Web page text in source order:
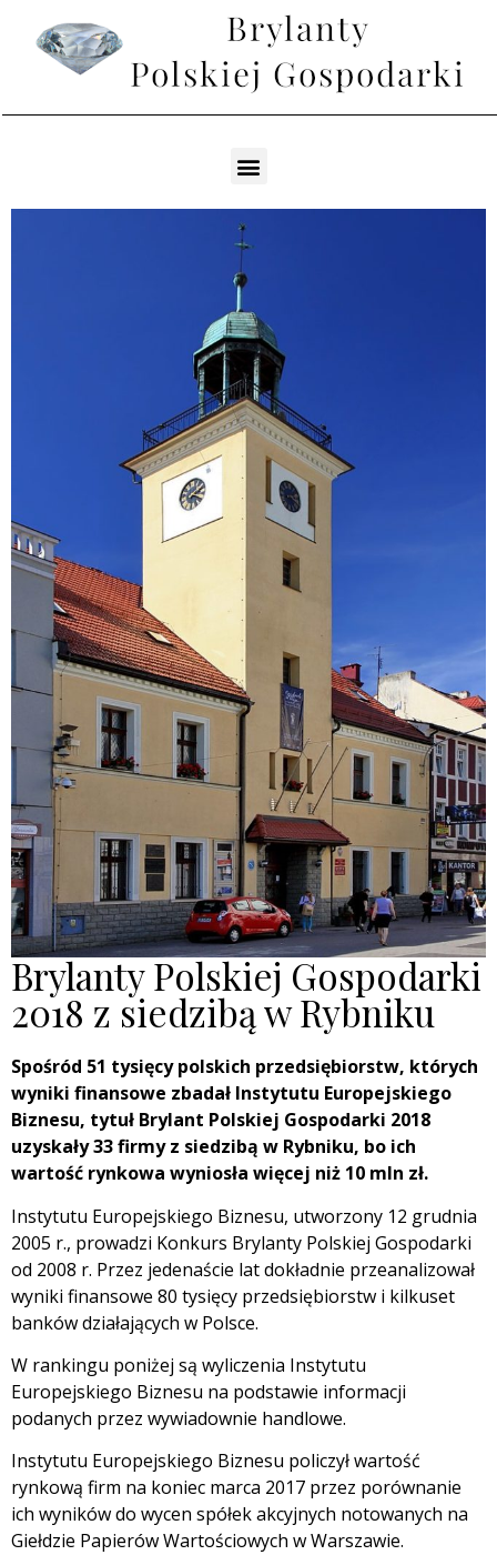
Brylanty Polskiej Gospodarki
2018 z siedzibą w Rybniku
Spośród 51 tysięcy polskich przedsiębiorstw, których
wyniki finansowe zbadał Instytutu Europejskiego
Biznesu, tytuł Brylant Polskiej Gospodarki 2018
uzyskały 33 firmy z siedzibą w Rybniku, bo ich
wartość rynkowa wyniosła więcej niż 10 mln zł.
Instytutu Europejskiego Biznesu, utworzony 12 grudnia
2005 r., prowadzi Konkurs Brylanty Polskiej Gospodarki
od 2008 r. Przez jedenaście lat dokładnie przeanalizował
wyniki finansowe 80 tysięcy przedsiębiorstw i kilkuset
banków działających w Polsce.
W rankingu poniżej są wyliczenia Instytutu
Europejskiego Biznesu na podstawie informacji
podanych przez wywiadownie handlowe.
Instytutu Europejskiego Biznesu policzył wartość
rynkową firm na koniec marca 2017 przez porównanie
ich wyników do wycen spółek akcyjnych notowanych na
Giełdzie Papierów Wartościowych w Warszawie.